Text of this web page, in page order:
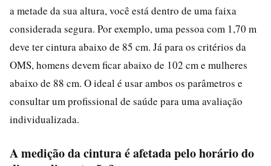
a metade da sua altura, você está dentro de uma faixa
considerada segura. Por exemplo, uma pessoa com 1,70 m
deve ter cintura abaixo de 85 cm. Já para os critérios da
OMS, homens devem ficar abaixo de 102 cm e mulheres
abaixo de 88 cm. O ideal é usar ambos os parâmetros e
consultar um profissional de saúde para uma avaliação
individualizada.
A medição da cintura é afetada pelo horário do